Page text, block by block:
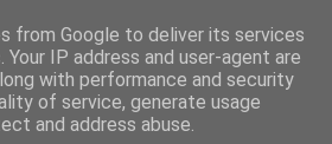
from Google to deliver its services
IP address and user-agent are
with performance and security
of service, generate usage
and address abuse.